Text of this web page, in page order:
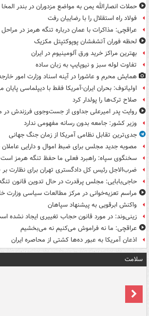
حملات انصارالله یمن به مواضع مزدوران در بندر المخا
فولاد راه استقلال را با رضاییان رفت
عراقچی: مذاکرات با عمان درباره تنگه هرمز در
لحظه فوران آتشفشان پوپوکتپتل مکزیک
بهترین مراکز خرید ورق آلومینیوم در ایران
تفاوت لوله سبز و نیوپایپ به زبان ساده
همایش محرم و عاشورا در آینه اسناد وزارت امور
اولیانوف: بحران ایران-آمریکا فقط با دیپلماسی پایان
صلاح ترک‌ها را پولدار کرد
روایت پدر امیرعلی جداوی از جست‌وجوی فرزندش در
وزیر کشور: جامعه بدون رسانه مفهومی ندارد
جدی‌ترین تقابل نظامی آمریکا از زمان جنگ جهانی
مصوبه جدید مجلس برای ضبط اموال و دارایی عاملان
سخنگوی سپاه: راهبرد فعلی ما حفظ تنگه هرمز است
ضرب‌الاجل رئیس کل دادگستری تهران برای نظارت
حاجی‌بابایی: مجلس پرقدرت در حال تدوین قانون
مراسم تعزیه‌خوانی در مرکز مطالعات سیاسی وزارت
واکنش ابرقویی به پیشنهاد سپاهان
زینی‌وند: در مورد قانون حجاب تغییری ایجاد نشده
عراقچی: ما نه فراموش می‌کنیم نه می‌بخشیم
اذعان آمریکا به عبور ده‌ها کشتی از محاصره ایران
سلامت